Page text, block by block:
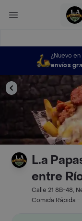
¿Nuevo
envíos
L.a
entre
Calle 21 8B-48,
Comida Rápida -